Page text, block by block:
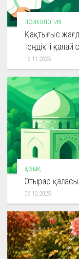
ПСИХОЛОГИЯ
Қақтығыс
теңдікті қалай
16.11.2025
ҚЫЗЫҚ
Отырар
06.12.2025